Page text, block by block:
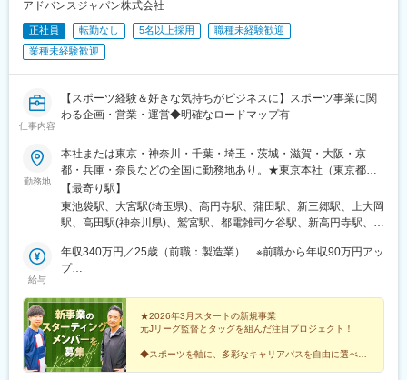
アドバンスジャパン株式会社
正社員 転勤なし 5名以上採用
職種未経験歓迎
業種未経験歓迎
仕事内容
【スポーツ経験＆好きな気持ちがビジネスに】スポーツ事業に関
わる企画・営業・運営◆明確なロードマップ有
勤務地
本社または東京・神奈川・千葉・埼玉・茨城・滋賀・大阪・京
都・兵庫・奈良などの全国に勤務地あり。★東京本社（東京都豊
島区）／転勤なし！U・Iターン歓迎★■東京都豊島区東池袋1-25-6
PMO池袋8階◎池袋駅徒歩5分！複数路線利用可能でアクセス良
好！■東北支店〒983-0852宮城県仙台市宮城野区榴岡3-4-1 アゼ
1H1O梅田茶屋町606■中部支店〒460-0008愛知県名古屋市中区栄
3-8-21伊勢町平和ビル5階■九州支店〒810-0001福岡県福岡市中央
ずれかの直営店、全国の他店舗（希望地）になります◎テルル大
宮店◎テルル高円寺店◎テルル蒲田店◎テルルMEGAドン・キホ
ーテ 三郷店◎テルルイトーヨーカドー横浜別所店◎テルルそよら
横浜高田店◎テルルアリオ鷲宮店
【最寄り駅】
東池袋駅、大宮駅(埼玉県)、高円寺駅、蒲田駅、新三郷駅、上大岡
駅、高田駅(神奈川県)、鷲宮駅、都電雑司ケ谷駅、新高円寺駅、蓮
給与
年収340万円／25歳（前職：製造業） ※前職から年収90万円アッ
プ
プ
★2026年3月スタートの新規事業
元Jリーグ監督とタッグを組んだ注目プロジェクト！
◆スポーツを軸に、多彩なキャリアパスを自由に選べる